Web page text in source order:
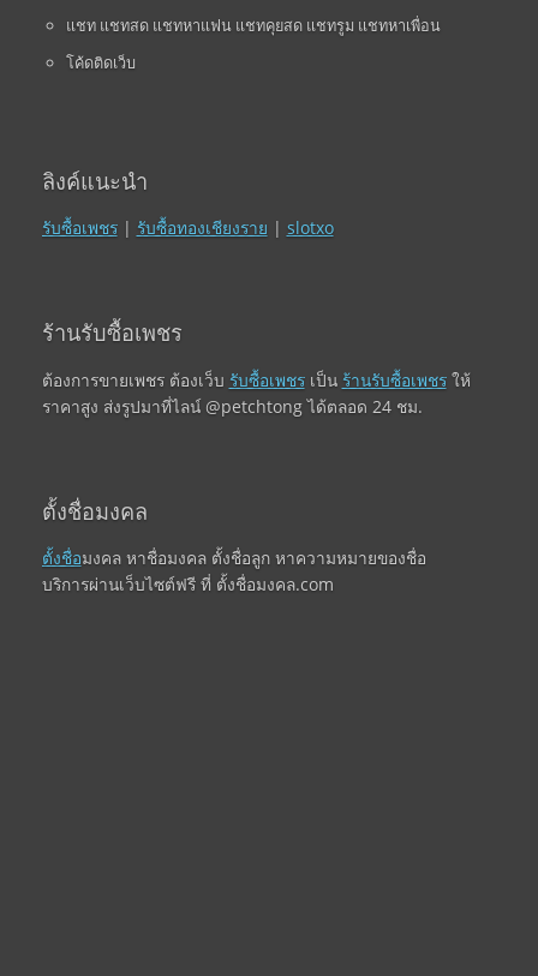
แชท แชทสด แชทหาแฟน แชทคุยสด แชทรูม แชทหาเพื่อน
โค้ดติดเว็บ
ลิงค์แนะนำ
รับซื้อเพชร| รับซื้อทองเชียงราย | slotxo
ร้านรับซื้อเพชร
ต้องการขายเพชร ต้องเว็บ รับซื้อเพชรเป็น ร้านรับซื้อเพชรให้
ราคาสูง ส่งรูปมาที่ไลน์ @petchtong ได้ตลอด 24 ชม.
ตั้งชื่อมงคล
ตั้งชื่อมงคล หาชื่อมงคล ตั้งชื่อลูก หาความหมายของชื่อ
บริการผ่านเว็บไซต์ฟรี ที่ ตั้งชื่อมงคล.com